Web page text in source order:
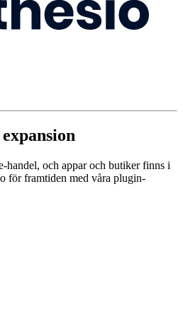
handel, och appar och butiker finns i
för framtiden med våra plugin-